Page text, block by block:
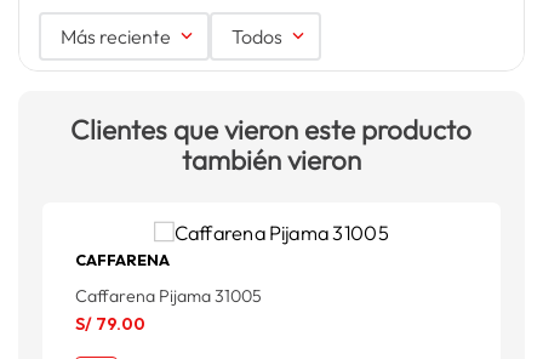
Más reciente Todos
Clientes que vieron este producto
también vieron
CAFFARENA
Caffarena Pijama 31005
S/ 79.00